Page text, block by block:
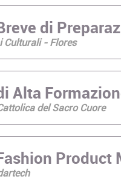
di
Culturali - Flores
Alta
del Sacro Cuore
Product